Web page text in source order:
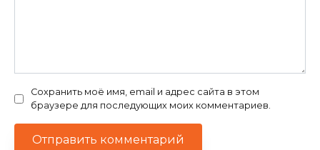
Сохранить моё имя, email и адрес сайта в этом
браузере для последующих моих комментариев.